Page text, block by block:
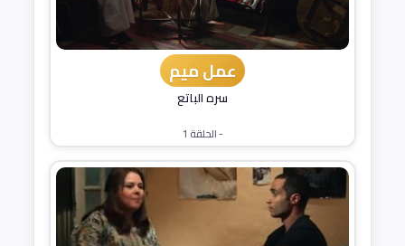
عمل ميم
سره الباتع
- الحلقة 1